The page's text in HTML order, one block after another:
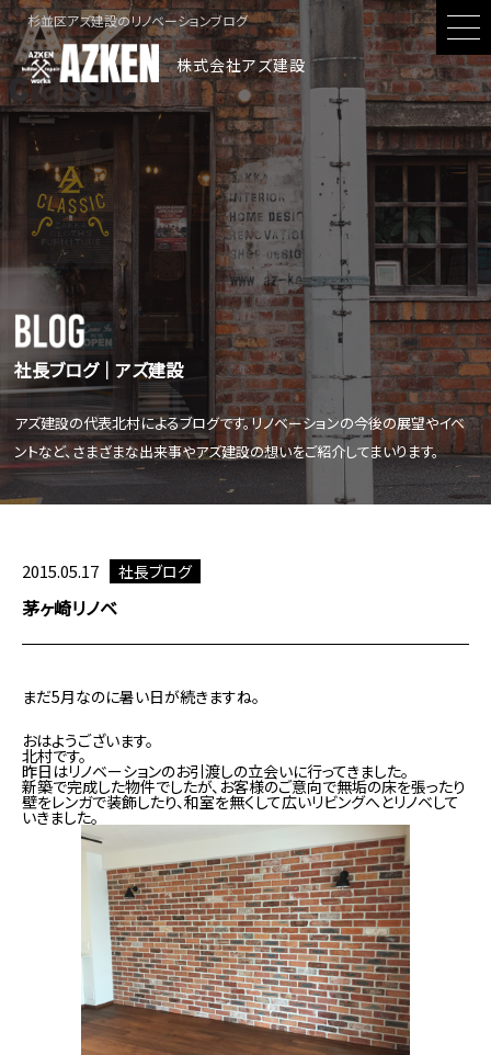
株式会社アズ建設
杉並区アズ建設のリノベーションブログ
社長ブログ│アズ建設
アズ建設の代表北村によるブログです。リノベーションの今後の展望やイベ
ントなど、さまざまな出来事やアズ建設の想いをご紹介してまいります。
2015.05.17 社長ブログ
茅ヶ崎リノベ
まだ5月なのに暑い日が続きますね。
おはようございます。
北村です。
昨日はリノベーションのお引渡しの立会いに行ってきました。
新築で完成した物件でしたが、お客様のご意向で無垢の床を張ったり
壁をレンガで装飾したり、和室を無くして広いリビングへとリノベして
いきました。